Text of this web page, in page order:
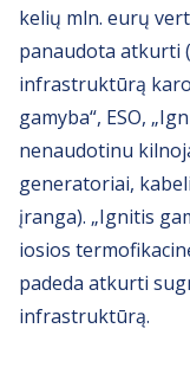
kelių mln. eurų
panaudota atkurti
infrastruktūrą
gamyba“, ESO,
nenaudotinu
generatoriai,
įranga). „Ignitis
iosios
padeda atkurti
infrastruktūrą.